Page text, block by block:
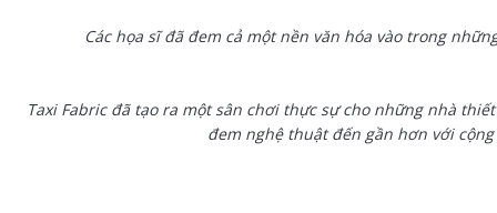
Các họa sĩ đã đem cả một nền văn hóa vào trong
Taxi Fabric đã tạo ra một sân chơi thực sự cho những nhà
đem nghệ thuật đến gần hơn với cộng